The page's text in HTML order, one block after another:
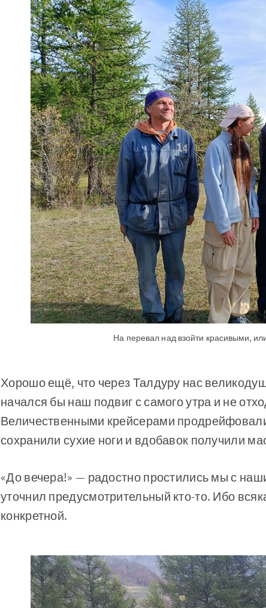
На перевал над взойти красивыми,
Хорошо ещё, что через Талдуру нас
начался бы наш подвиг с самого утра и не
Величественными крейсерами
сохранили сухие ноги и вдобавок получили
«До вечера!» — радостно простились мы с
уточнил предусмотрительный кто-то. Ибо
конкретной.